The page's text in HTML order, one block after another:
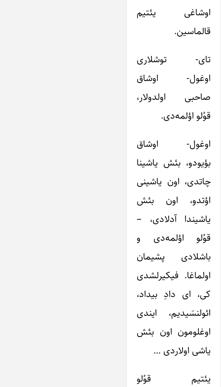
اوشاغی یئتیم
قالماسین.
تای- توشلاری
اوغول- اوشاق
صاحبی اولدولار،
قوُلو اؤلمه‌دی.
اوغول- اوشاق
بؤیودو، بئش یاشینا
چاتدی، اون یاشینی
اؤتدو، اون بئش
یاشیندا آدلادی، –
قوُلو اؤلمه‌دی و
باشلادی پشیمان
اولماغا. فیکیرلشدی
کی، ای دادِ بیداد،
ائولنسَیدیم، ایندی
اوغلومون اون بئش
یاشی اولاردی …
یئتیم قوُلو